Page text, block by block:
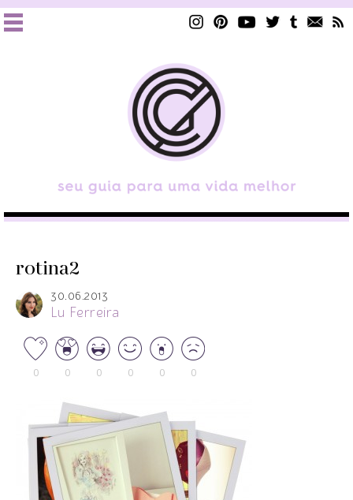
rotina2
30.06.2013
Lu Ferreira
0 0 0 0 0 0